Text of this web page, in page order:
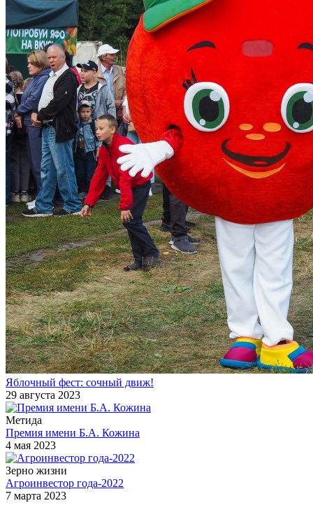
Яблочный фест: сочный движ!
29 августа 2023
Метида
Премия имени Б.А. Кожина
4 мая 2023
Зерно жизни
Агроинвестор года-2022
7 марта 2023